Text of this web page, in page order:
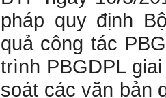
pháp quy định
quả công tác
trình PBGDPL
soát các văn bản